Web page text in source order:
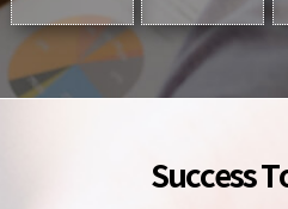
Success